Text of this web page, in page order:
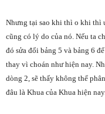
Nhưng tại sao khi thì o khi thì
cũng có lý do của nó. Nếu ta
đó sửa đổi bảng 5 và bảng 6
thay vì choán như hiện nay.
dòng 2, sẽ thấy không thể
đâu là Khua của Khua hiện